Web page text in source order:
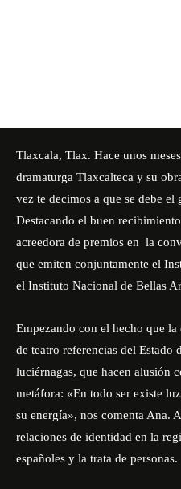
Tlaxcala, Tlax. Hace unos
dramaturga Tlaxcalteca y su
vez te decimos a que se debe el
Destacando el buen
acreedora de premios en la
que emiten conjuntamente el
el Instituto Nacional de Bellas
Empezando con el hecho que la
de teatro referencias del Estado
luciérnagas, que hacen alusión
metáfora: «En todo ser existe
su energía», nos comenta Ana.
relaciones de identidad en la
españoles y la trata de personas.